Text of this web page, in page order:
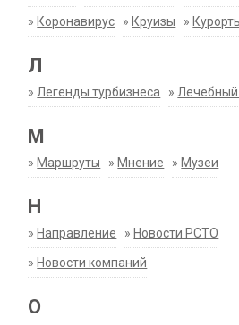
» Коронавирус » Круизы »
Л
» Легенды турбизнеса » Лечебный
М
» Маршруты » Мнение » Музеи
Н
» Направление » Новости РСТО
» Новости компаний
О